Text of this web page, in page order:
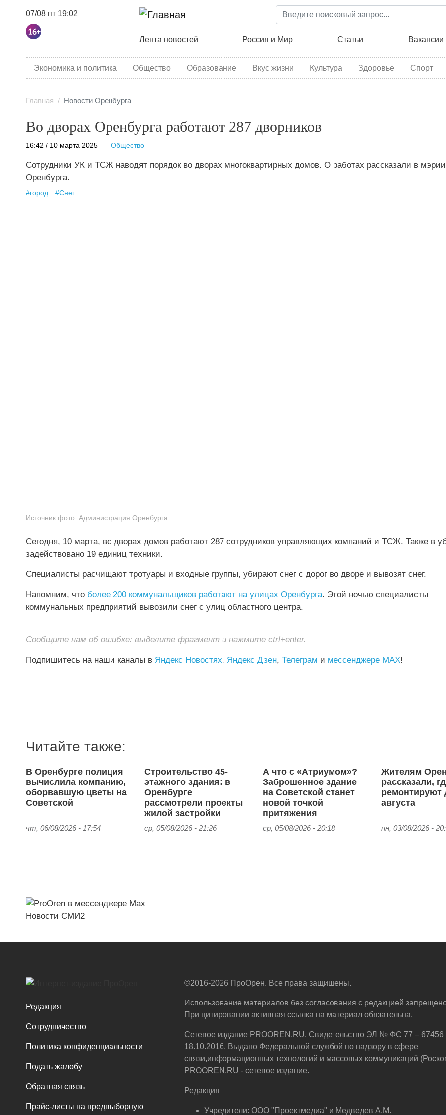
Перейти
к
содержанию
07/08 пт 19:02
Основная навигация
Лента новостей Россия и Мир Статьи Вакансии
category menu
Экономика и политика Общество Образование Вкус жизни Культура Здоровье Спорт
Главная Новости Оренбурга
Во дворах Оренбурга работают 287 дворников
16:42 / 10 марта 2025 Общество
Сотрудники УК и ТСЖ наводят порядок во дворах многоквартирных домов. О работах рассказали в мэрии
Оренбурга.
#город #Снег
Источник фото: Администрация Оренбурга
Сегодня, 10 марта, во дворах домов работают 287 сотрудников управляющих компаний и ТСЖ. Также в
задействовано 19 единиц техники.
Специалисты расчищают тротуары и входные группы, убирают снег с дорог во дворе и вывозят снег.
Напомним, что более 200 коммунальщиков работают на улицах Оренбурга. Этой ночью специалисты
коммунальных предприятий вывозили снег с улиц областного центра.
Сообщите нам об ошибке: выделите фрагмент и нажмите ctrl+enter.
Подпишитесь на наши каналы в Яндекс Новостях, Яндекс Дзен, Телеграм и мессенджере MAX!
Читайте также:
В Оренбурге полиция
вычислила компанию,
оборвавшую цветы на
Советской
чт, 06/08/2026 - 17:54
Строительство 45-
этажного здания: в
Оренбурге
рассмотрели проекты
жилой застройки
ср, 05/08/2026 - 21:26
А что с «Атриумом»?
Заброшенное здание
на Советской станет
новой точкой
притяжения
ср, 05/08/2026 - 20:18
Жителям
рассказали,
ремонтируют
августа
пн, 03/08/2026 -
Новости СМИ2
Редакция
Сотрудничество
Политика конфиденциальности
Подать жалобу
Обратная связь
Прайс-листы на предвыборную
©2016-2026 ПроОрен. Все права защищены.
Использование материалов без согласования с редакцией
При цитировании активная ссылка на материал обязательна.
Сетевое издание PROOREN.RU. Свидетельство ЭЛ № ФС 77 – 67456
18.10.2016. Выдано Федеральной службой по надзору в сфере
связи,информационных технологий и массовых коммуникаций
PROOREN.RU - сетевое издание.
Редакция
Учредители: ООО "Проектмедиа" и Медведев А.М.